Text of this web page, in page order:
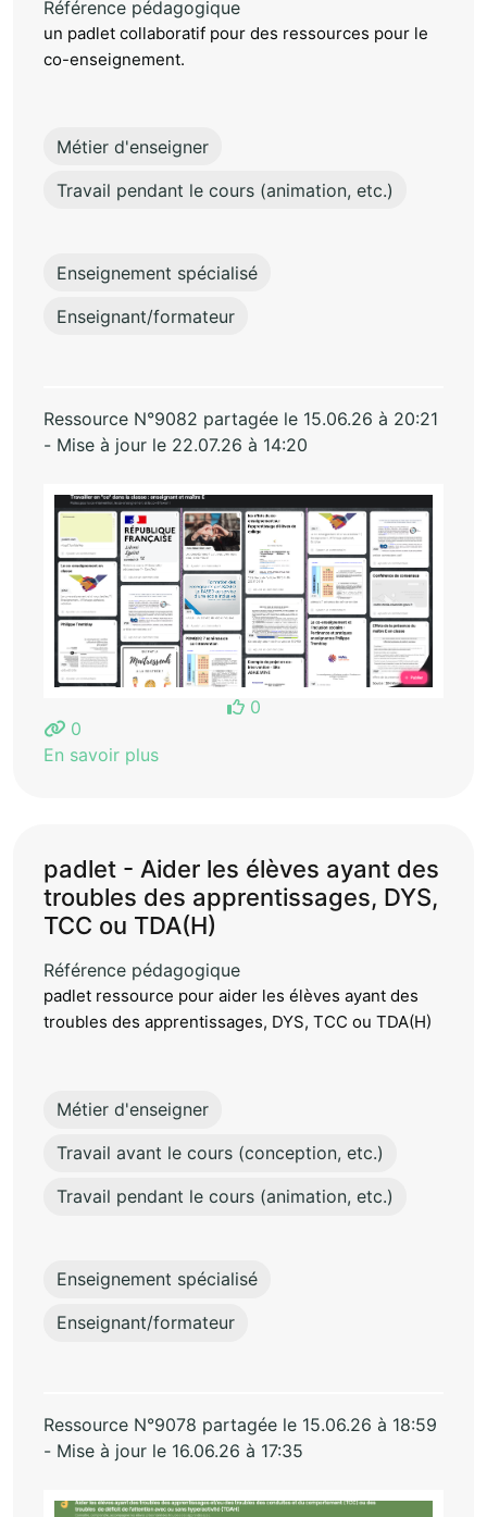
Référence pédagogique
un padlet collaboratif pour des ressources pour le
co-enseignement.
Métier d'enseigner
Travail pendant le cours (animation, etc.)
Enseignement spécialisé
Enseignant/formateur
Ressource N°9082 partagée le 15.06.26 à 20:21
- Mise à jour le 22.07.26 à 14:20
0
0
En savoir plus
padlet - Aider les élèves ayant des
troubles des apprentissages, DYS,
TCC ou TDA(H)
Référence pédagogique
padlet ressource pour aider les élèves ayant des
troubles des apprentissages, DYS, TCC ou TDA(H)
Métier d'enseigner
Travail avant le cours (conception, etc.)
Travail pendant le cours (animation, etc.)
Enseignement spécialisé
Enseignant/formateur
Ressource N°9078 partagée le 15.06.26 à 18:59
- Mise à jour le 16.06.26 à 17:35